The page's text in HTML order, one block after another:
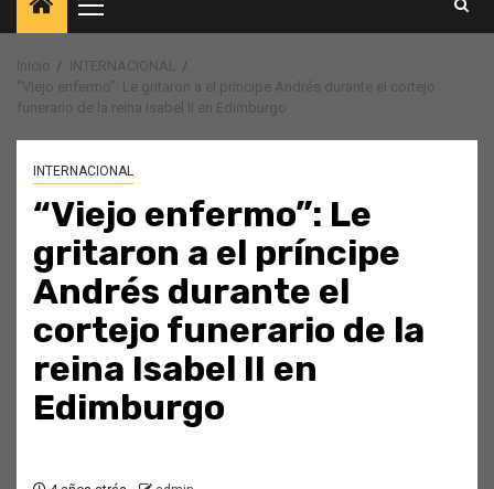
Menú
principal
Inicio
INTERNACIONAL
“Viejo enfermo”: Le gritaron a el príncipe Andrés durante el cortejo
funerario de la reina Isabel II en Edimburgo
INTERNACIONAL
“Viejo enfermo”: Le
gritaron a el príncipe
Andrés durante el
cortejo funerario de la
reina Isabel II en
Edimburgo